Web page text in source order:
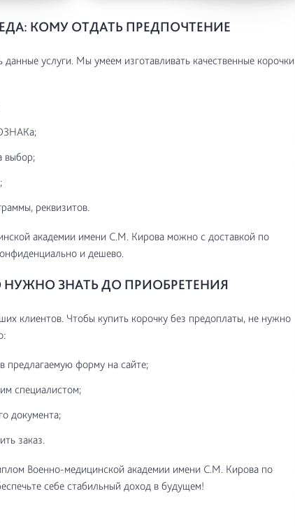
КОМУ ОТДАТЬ ПРЕДПОЧТЕНИЕ
услуги. Мы умеем изготавливать качественные корочки
выбор;
реквизитов.
академии имени С.М. Кирова можно с доставкой по
и дешево.
ЗНАТЬ ДО ПРИОБРЕТЕНИЯ
клиентов. Чтобы купить корочку без предоплаты, не нужно
предлагаемую форму на сайте;
специалистом;
документа;
заказ.
Военно-медицинской академии имени С.М. Кирова по
себе стабильный доход в будущем!